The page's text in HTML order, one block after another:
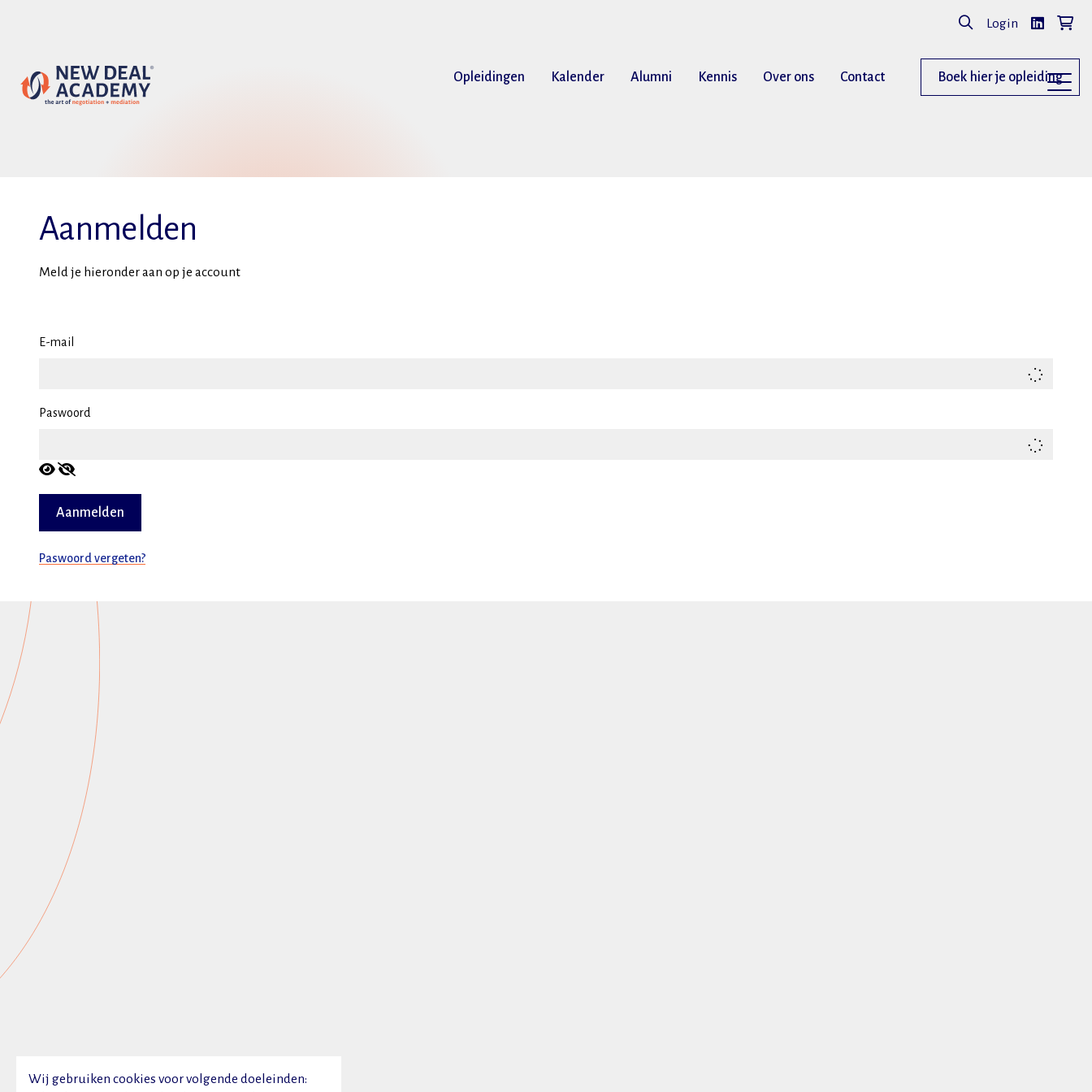
Login
Opleidingen Kalender Alumni Kennis Over ons Contact Boek hier je opleiding
Aanmelden
Meld je hieronder aan op je account
E-mail
Paswoord
Paswoord vergeten?
Wij gebruiken cookies voor volgende doeleinden: